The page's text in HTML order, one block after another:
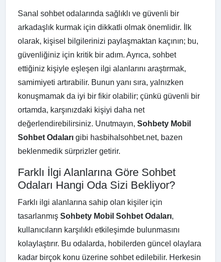
Sanal sohbet odalarında sağlıklı ve güvenli bir
arkadaşlık kurmak için dikkatli olmak önemlidir. İlk
olarak, kişisel bilgilerinizi paylaşmaktan kaçının; bu,
güvenliğiniz için kritik bir adım. Ayrıca, sohbet
ettiğiniz kişiyle eşleşen ilgi alanlarını araştırmak,
samimiyeti artırabilir. Bunun yanı sıra, yalnızken
konuşmamak da iyi bir fikir olabilir; çünkü güvenli bir
ortamda, karşınızdaki kişiyi daha net
değerlendirebilirsiniz. Unutmayın, Sohbety Mobil
Sohbet Odaları gibi hasbihalsohbet.net, bazen
beklenmedik sürprizler getirir.
Farklı İlgi Alanlarına Göre Sohbet
Odaları Hangi Oda Sizi Bekliyor?
Farklı ilgi alanlarına sahip olan kişiler için
tasarlanmış Sohbety Mobil Sohbet Odaları,
kullanıcıların karşılıklı etkileşimde bulunmasını
kolaylaştırır. Bu odalarda, hobilerden güncel olaylara
kadar birçok konu üzerine sohbet edilebilir. Herkesin